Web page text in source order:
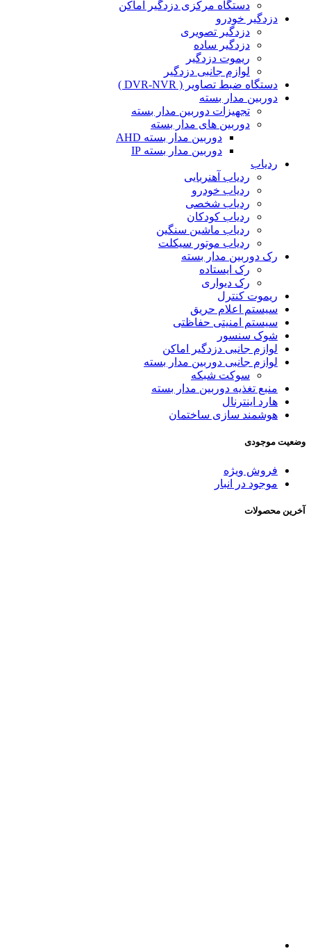
دستگاه مرکزی دزدگیر اماکن
دزدگیر خودرو
دزدگیر تصویری
دزدگیر ساده
ریموت دزدگیر
لوازم جانبی دزدگیر
دستگاه ضبط تصاویر ( DVR-NVR )
دوربین مدار بسته
تجهیزات دوربین مدار بسته
دوربین های مدار بسته
دوربین مدار بسته AHD
دوربین مدار بسته IP
ردیاب
ردیاب آهنربایی
ردیاب خودرو
ردیاب شخصی
ردیاب کودکان
ردیاب ماشین سنگین
ردیاب موتور سیکلت
رک دوربین مدار بسته
رک ایستاده
رک دیواری
ریموت کنترل
سیستم اعلام حریق
سیستم امنیتی حفاظتی
شوک سنسور
لوازم جانبی دزدگیر اماکن
لوازم جانبی دوربین مدار بسته
سوکت شبکه
منبع تغذیه دوربین مدار بسته
هارد اینترنال
هوشمند سازی ساختمان
وضعیت موجودی
فروش ویژه
موجود در انبار
آخرین محصولات